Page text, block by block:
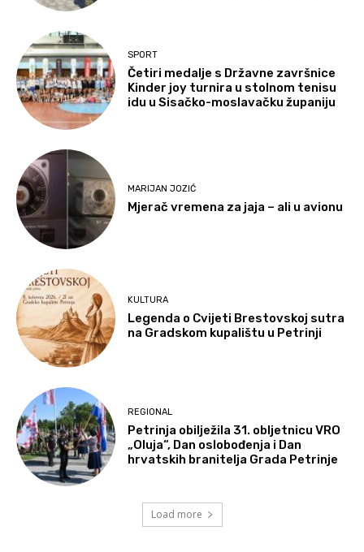
SPORT
Četiri medalje s Državne završnice
Kinder joy turnira u stolnom tenisu
idu u Sisačko-moslavačku županiju
MARIJAN JOZIĆ
Mjerač vremena za jaja – ali u avionu
KULTURA
Legenda o Cvijeti Brestovskoj sutra
na Gradskom kupalištu u Petrinji
REGIONAL
Petrinja obilježila 31. obljetnicu VRO
„Oluja“, Dan oslobođenja i Dan
hrvatskih branitelja Grada Petrinje
Load more